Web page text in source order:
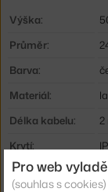
Výška:
Průměr:
Barva:
Materiál:
Délka kabelu:
2
Krytí:
Hlavní materiál:
Pro web
(souhlas s cookies)